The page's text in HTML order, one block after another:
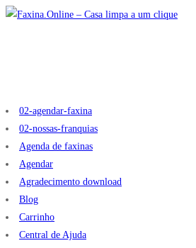
02-agendar-faxina
02-nossas-franquias
Agenda de faxinas
Agendar
Agradecimento download
Blog
Carrinho
Central de Ajuda